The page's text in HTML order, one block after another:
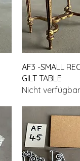
AF3 -SMALL
GILT TABLE
Nicht verfügbar